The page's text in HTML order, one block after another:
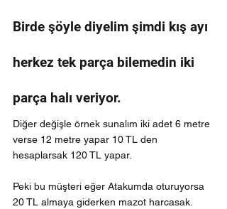
Birde şöyle diyelim şimdi kış ayı
herkez tek parça bilemedin iki
parça halı veriyor.
Diğer değişle örnek sunalım iki adet 6 metre
verse 12 metre yapar 10 TL den
hesaplarsak 120 TL yapar.
Peki bu müşteri eğer Atakumda oturuyorsa
20 TL almaya giderken mazot harcasak.